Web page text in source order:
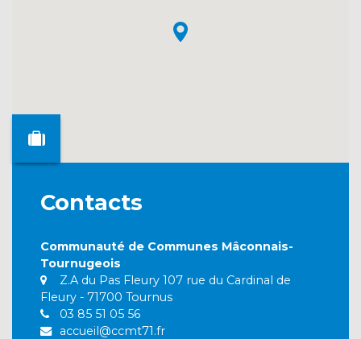
Contacts
Communauté de Communes Mâconnais-
Tournugeois
Z.A du Pas Fleury 107 rue du Cardinal de
Fleury - 71700 Tournus
03 85 51 05 56
accueil@ccmt71.fr